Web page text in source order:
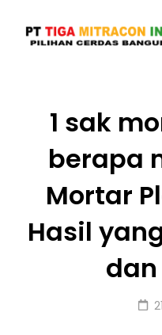
1 sak
berapa
Mortar
Hasil
dan